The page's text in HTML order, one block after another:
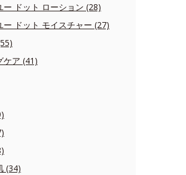
ー ドット ローション (28)
ー ドット モイスチャー (27)
ケア (41)
(34)